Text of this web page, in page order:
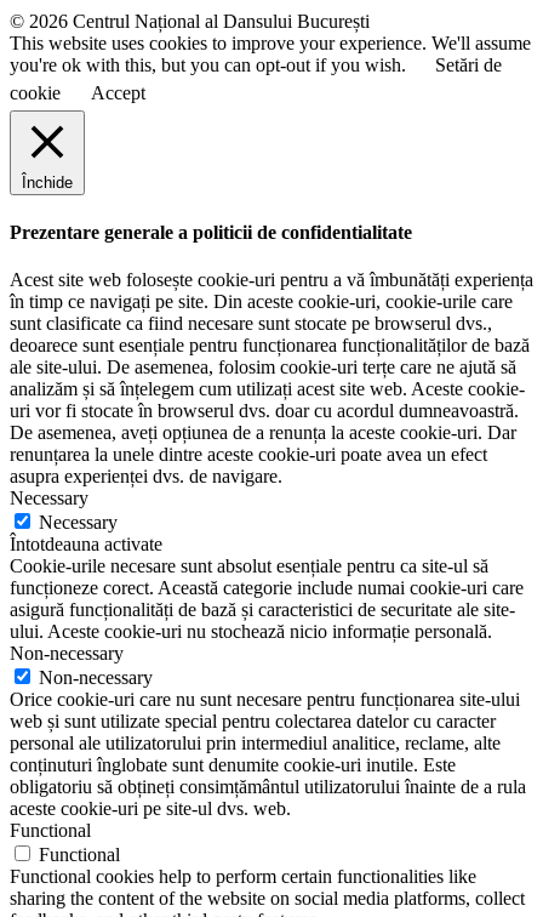
© 2026 Centrul Național al Dansului București
This website uses cookies to improve your experience. We'll assume
you're ok with this, but you can opt-out if you wish.
Setări de
cookie
Accept
Închide
Prezentare generale a politicii de confidentialitate
Acest site web folosește cookie-uri pentru a vă îmbunătăți experiența
în timp ce navigați pe site. Din aceste cookie-uri, cookie-urile care
sunt clasificate ca fiind necesare sunt stocate pe browserul dvs.,
deoarece sunt esențiale pentru funcționarea funcționalităților de bază
ale site-ului. De asemenea, folosim cookie-uri terțe care ne ajută să
analizăm și să înțelegem cum utilizați acest site web. Aceste cookie-
uri vor fi stocate în browserul dvs. doar cu acordul dumneavoastră.
De asemenea, aveți opțiunea de a renunța la aceste cookie-uri. Dar
renunțarea la unele dintre aceste cookie-uri poate avea un efect
asupra experienței dvs. de navigare.
Necessary
Necessary
Întotdeauna activate
Cookie-urile necesare sunt absolut esențiale pentru ca site-ul să
funcționeze corect. Această categorie include numai cookie-uri care
asigură funcționalități de bază și caracteristici de securitate ale site-
ului. Aceste cookie-uri nu stochează nicio informație personală.
Non-necessary
Non-necessary
Orice cookie-uri care nu sunt necesare pentru funcționarea site-ului
web și sunt utilizate special pentru colectarea datelor cu caracter
personal ale utilizatorului prin intermediul analitice, reclame, alte
conținuturi înglobate sunt denumite cookie-uri inutile. Este
obligatoriu să obțineți consimțământul utilizatorului înainte de a rula
aceste cookie-uri pe site-ul dvs. web.
Functional
Functional
Functional cookies help to perform certain functionalities like
sharing the content of the website on social media platforms, collect